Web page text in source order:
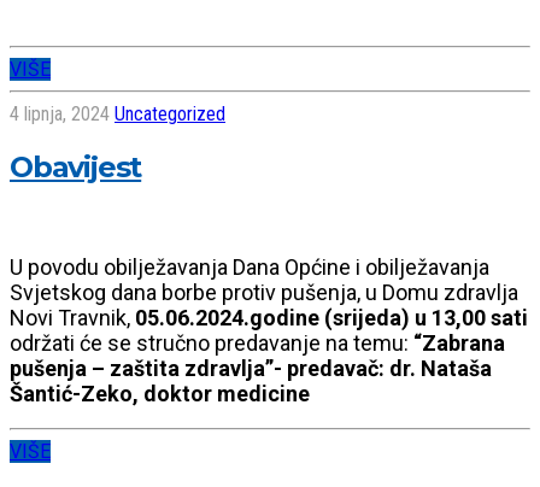
VIŠE
4 lipnja, 2024 Uncategorized
Obavijest
U povodu obilježavanja Dana Općine i obilježavanja
Svjetskog dana borbe protiv pušenja, u Domu zdravlja
Novi Travnik, 05.06.2024.godine (srijeda) u 13,00 sati
održati će se stručno predavanje na temu: “Zabrana
pušenja – zaštita zdravlja”- predavač: dr. Nataša
Šantić-Zeko, doktor medicine
VIŠE